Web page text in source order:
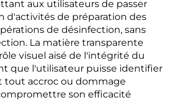
aux utilisateurs de passer
d'activités de préparation des
de désinfection, sans
La matière transparente
visuel aisé de l'intégrité du
que l'utilisateur puisse identifier
accroc ou dommage
son efficacité